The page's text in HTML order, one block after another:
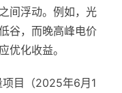
间浮动。例如，光
谷，而晚高峰电价
优化收益。
目（2025年6月1